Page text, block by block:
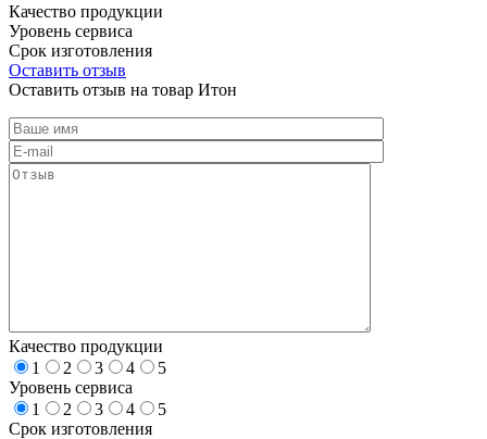
Качество продукции
Уровень сервиса
Срок изготовления
Оставить отзыв
Оставить отзыв на товар Итон
Качество продукции
1
2 3 4
5
Уровень сервиса
1
2 3 4
5
Срок изготовления